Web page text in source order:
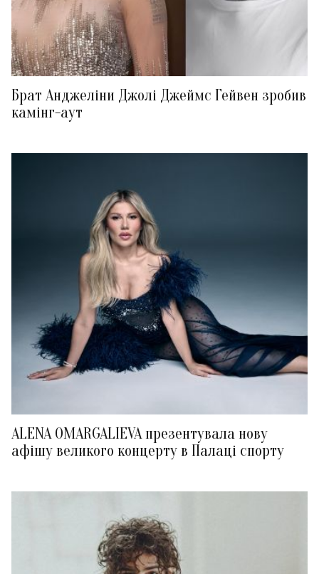
Брат Анджеліни Джолі Джеймс Гейвен зробив
камінг-аут
ALENA OMARGALIEVA презентувала нову
афішу великого концерту в Палаці спорту